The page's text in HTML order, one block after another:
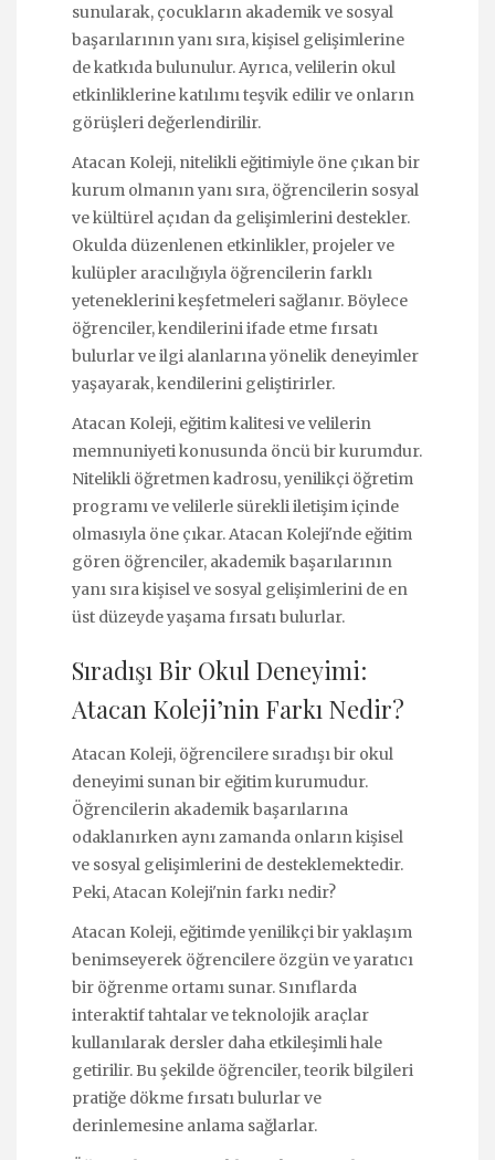
sunularak, çocukların akademik ve sosyal
başarılarının yanı sıra, kişisel gelişimlerine
de katkıda bulunulur. Ayrıca, velilerin okul
etkinliklerine katılımı teşvik edilir ve onların
görüşleri değerlendirilir.
Atacan Koleji, nitelikli eğitimiyle öne çıkan bir
kurum olmanın yanı sıra, öğrencilerin sosyal
ve kültürel açıdan da gelişimlerini destekler.
Okulda düzenlenen etkinlikler, projeler ve
kulüpler aracılığıyla öğrencilerin farklı
yeteneklerini keşfetmeleri sağlanır. Böylece
öğrenciler, kendilerini ifade etme fırsatı
bulurlar ve ilgi alanlarına yönelik deneyimler
yaşayarak, kendilerini geliştirirler.
Atacan Koleji, eğitim kalitesi ve velilerin
memnuniyeti konusunda öncü bir kurumdur.
Nitelikli öğretmen kadrosu, yenilikçi öğretim
programı ve velilerle sürekli iletişim içinde
olmasıyla öne çıkar. Atacan Koleji'nde eğitim
gören öğrenciler, akademik başarılarının
yanı sıra kişisel ve sosyal gelişimlerini de en
üst düzeyde yaşama fırsatı bulurlar.
Sıradışı Bir Okul Deneyimi:
Atacan Koleji’nin Farkı Nedir?
Atacan Koleji, öğrencilere sıradışı bir okul
deneyimi sunan bir eğitim kurumudur.
Öğrencilerin akademik başarılarına
odaklanırken aynı zamanda onların kişisel
ve sosyal gelişimlerini de desteklemektedir.
Peki, Atacan Koleji'nin farkı nedir?
Atacan Koleji, eğitimde yenilikçi bir yaklaşım
benimseyerek öğrencilere özgün ve yaratıcı
bir öğrenme ortamı sunar. Sınıflarda
interaktif tahtalar ve teknolojik araçlar
kullanılarak dersler daha etkileşimli hale
getirilir. Bu şekilde öğrenciler, teorik bilgileri
pratiğe dökme fırsatı bulurlar ve
derinlemesine anlama sağlarlar.